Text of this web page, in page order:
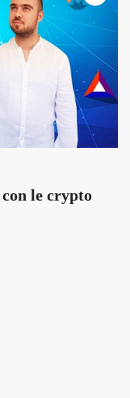
le crypto